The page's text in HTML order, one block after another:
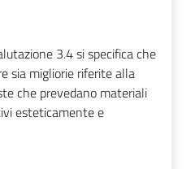
3.4 si specifica che
sia migliorie riferite alla
che prevedano materiali
esteticamente e